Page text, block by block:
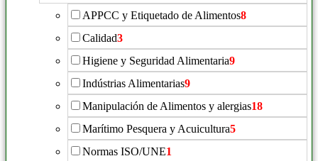
APPCC y Etiquetado de Alimentos8
Calidad3
Higiene y Seguridad Alimentaria9
Indústrias Alimentarias9
Manipulación de Alimentos y alergias18
Marítimo Pesquera y Acuicultura5
Normas ISO/UNE1